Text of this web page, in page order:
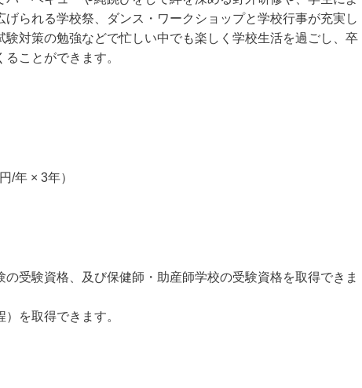
げられる学校祭、ダンス・ワークショップと学校行事が充実し
験対策の勉強などで忙しい中でも楽しく学校生活を過ごし、卒
ことができます。
/年 × 3年）
受験資格、及び保健師・助産師学校の受験資格を取得できま
を取得できます。